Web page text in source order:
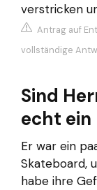
verstricken
Antrag auf
vollständige
Sind
echt ein
Er war ein
Skateboard,
habe ihre